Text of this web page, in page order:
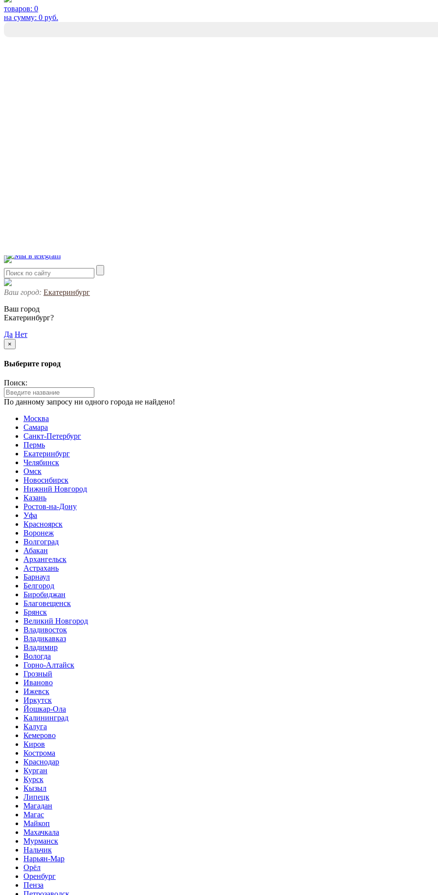
товаров: 0
на сумму: 0 руб.
Ваш город: Екатеринбург
Ваш город
Екатеринбург?
Да Нет
×
Выберите город
Поиск:
По данному запросу ни одного города не найдено!
Москва
Самара
Санкт-Петербург
Пермь
Екатеринбург
Челябинск
Омск
Новосибирск
Нижний Новгород
Казань
Ростов-на-Дону
Уфа
Красноярск
Воронеж
Волгоград
Абакан
Архангельск
Астрахань
Барнаул
Белгород
Биробиджан
Благовещенск
Брянск
Великий Новгород
Владивосток
Владикавказ
Владимир
Вологда
Горно-Алтайск
Грозный
Иваново
Ижевск
Иркутск
Йошкар-Ола
Калининград
Калуга
Кемерово
Киров
Кострома
Краснодар
Курган
Курск
Кызыл
Липецк
Магадан
Магас
Майкоп
Махачкала
Мурманск
Нальчик
Нарьян-Мар
Орёл
Оренбург
Пенза